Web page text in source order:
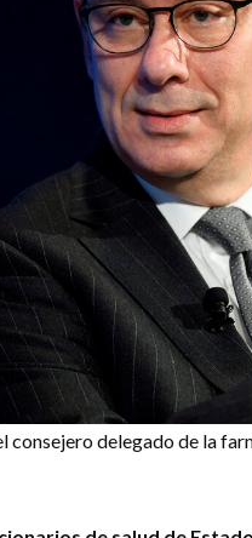
consejero delegado de la